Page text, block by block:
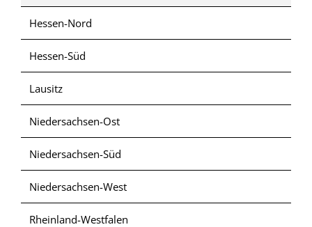
Hessen-Nord
Hessen-Süd
Lausitz
Niedersachsen-Ost
Niedersachsen-Süd
Niedersachsen-West
Rheinland-Westfalen